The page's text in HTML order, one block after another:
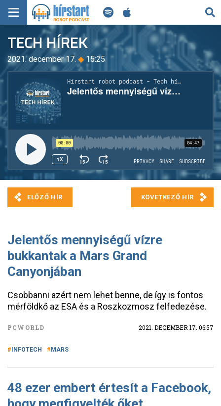
KERESÉS
KEZDŐLAP
FRISS HÍREK
TECH HÍREK
FILM-ZENE-SZÓRAKOZÁS
PLAYLIST
MI AZ A ROBOT PODCAST?
TECH HÍREK
2021. december 17.◆15:25
Jelentős mennyiségű vízre
bukkantak a Mars Grand
Canyonjában
Csobbanni azért nem lehet benne, de így is fontos
mérföldkő az ESA és a Roszkozmosz felfedezése.
PCWORLD 2021. DECEMBER 17. 06:57
INFOTECH MARS
48 ezer embert értesít a Facebook,